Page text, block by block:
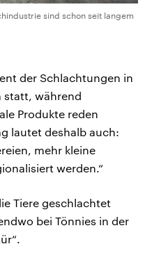
sind schon seit langem
der Schlachtungen in
statt, während
Produkte reden
lautet deshalb auch:
mehr kleine
werden.“
Tiere geschlachtet
bei Tönnies in der